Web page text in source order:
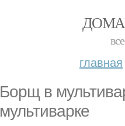
главная
Борщ в
мультиварке